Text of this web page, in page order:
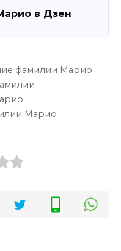
в Дзен
фамилии Марио
Марио